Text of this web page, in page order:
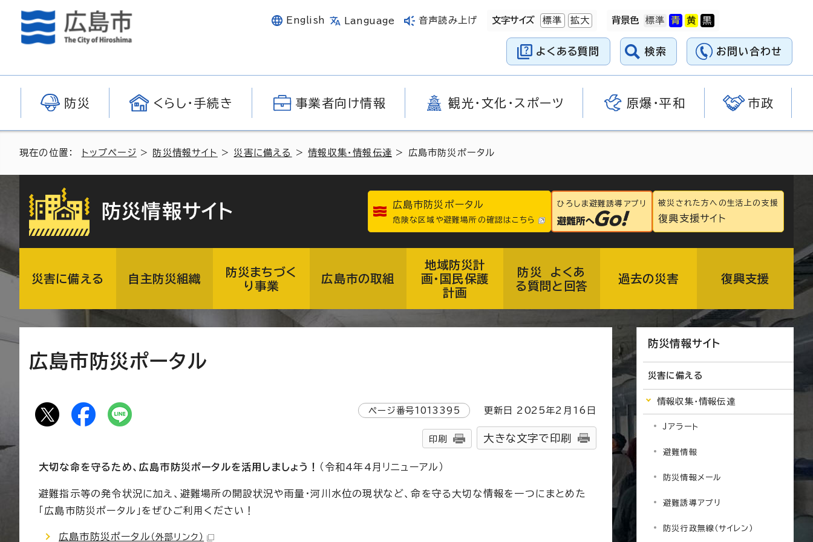
English Language 音声読み上げ 文字サイズ 標準 拡大 背景色
よくある質問 検索 お問い合わせ
防災 くらし・手続き 事業者向け情報 観光・文化・スポーツ 原爆・平和 市政
現在の位置： トップページ > 防災情報サイト > 災害に備える >情報収集・情報伝達 > 広島市防災ポータル
防災情報サイト 広島市防災ポータル
危険な区域や避難場所の確認はこちら
ひろしま避難誘導アプリ 被災された方への生活上の支援
復興支援サイト
災害に備える 自主防災組織
防災まちづく
り事業
広島市の取組
地域防災計
画・国民保護
計画
防災 よくあ
る質問と回答
過去の災害 復興支援
広島市防災ポータル
ページ番号1013395 更新日 2025年2月 16 日
印刷 大きな文字で印刷
大切な命を守るため、広島市防災ポータルを活用しましょう！ （令和4年4月リニューアル）
避難指示等の発令状況に加え、避難場所の開設状況や雨量・河川水位の現状など、命を守る大切な情報を一つにまとめた
「広島市防災ポータル」をぜひご利用ください！
広島市防災ポータル （外部リンク）
防災情報サイト
災害に備える
情報収集・情報伝達
Jアラート
避難情報
防災情報メール
避難誘導アプリ
防災行政無線（サイレン）